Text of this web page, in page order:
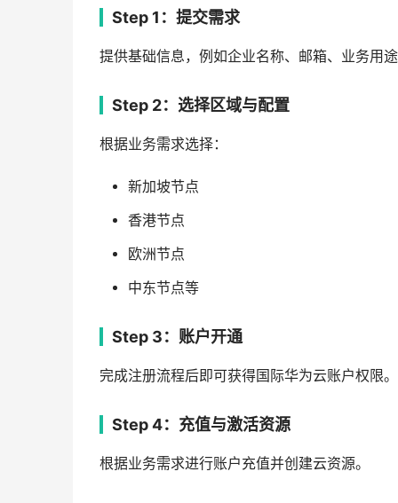
Step 1：提交需求
提供基础信息，例如企业名称、邮箱、业务用
Step 2：选择区域与配置
根据业务需求选择：
新加坡节点
香港节点
欧洲节点
中东节点等
Step 3：账户开通
完成注册流程后即可获得国际华为云账户权限。
Step 4：充值与激活资源
根据业务需求进行账户充值并创建云资源。